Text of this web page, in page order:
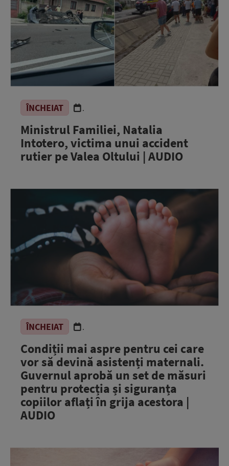
ÎNCHEIAT .
Ministrul Familiei, Natalia
Intotero, victima unui accident
rutier pe Valea Oltului | AUDIO
ÎNCHEIAT .
Condiții mai aspre pentru cei care
vor să devină asistenți maternali.
Guvernul aprobă un set de măsuri
pentru protecția și siguranța
copiilor aflați în grija acestora |
AUDIO